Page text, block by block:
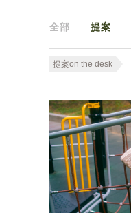
全部 提案
提案on the desk